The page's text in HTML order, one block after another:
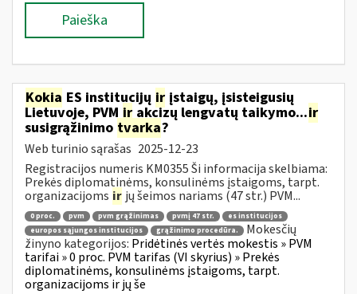
Paieška
Kokia ES institucijų ir įstaigų, įsisteigusių
Lietuvoje, PVM ir akcizų lengvatų taikymo...ir
susigrąžinimo tvarka?
Web turinio sąrašas 2025-12-23
Registracijos numeris KM0355 Ši informacija skelbiama:
Prekės diplomatinėms, konsulinėms įstaigoms, tarpt.
organizacijoms ir jų šeimos nariams (47 str.) PVM...
0 proc. pvm pvm grąžinimas pvmį 47 str.
es institucijos
europos sąjungos institucijos
grąžinimo procedūra.
Mokesčių
žinyno kategorijos: Pridėtinės vertės mokestis » PVM
tarifai » 0 proc. PVM tarifas (VI skyrius) » Prekės
diplomatinėms, konsulinėms įstaigoms, tarpt.
organizacijoms ir jų še